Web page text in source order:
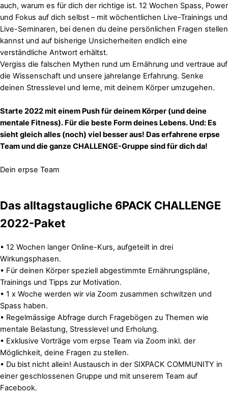
auch, warum es für dich der richtige ist. 12 Wochen Spass, Power
und Fokus auf dich selbst – mit wöchentlichen Live-Trainings und
Live-Seminaren, bei denen du deine persönlichen Fragen stellen
kannst und auf bisherige Unsicherheiten endlich eine
verständliche Antwort erhältst.
Vergiss die falschen Mythen rund um Ernährung und vertraue auf
die Wissenschaft und unsere jahrelange Erfahrung. Senke
deinen Stresslevel und lerne, mit deinem Körper umzugehen.
Starte 2022 mit einem Push für deinem Körper (und deine
mentale Fitness). Für die beste Form deines Lebens. Und: Es
sieht gleich alles (noch) viel besser aus! Das erfahrene erpse
Team und die ganze CHALLENGE-Gruppe sind für dich da!
Dein erpse Team
Das alltagstaugliche 6PACK CHALLENGE
2022-Paket
• 12 Wochen langer Online-Kurs, aufgeteilt in drei
Wirkungsphasen.
• Für deinen Körper speziell abgestimmte Ernährungspläne,
Trainings und Tipps zur Motivation.
• 1 x Woche werden wir via Zoom zusammen schwitzen und
Spass haben.
• Regelmässige Abfrage durch Fragebögen zu Themen wie
mentale Belastung, Stresslevel und Erholung.
• Exklusive Vorträge vom erpse Team via Zoom inkl. der
Möglichkeit, deine Fragen zu stellen.
• Du bist nicht allein! Austausch in der SIXPACK COMMUNITY in
einer geschlossenen Gruppe und mit unserem Team auf
Facebook.